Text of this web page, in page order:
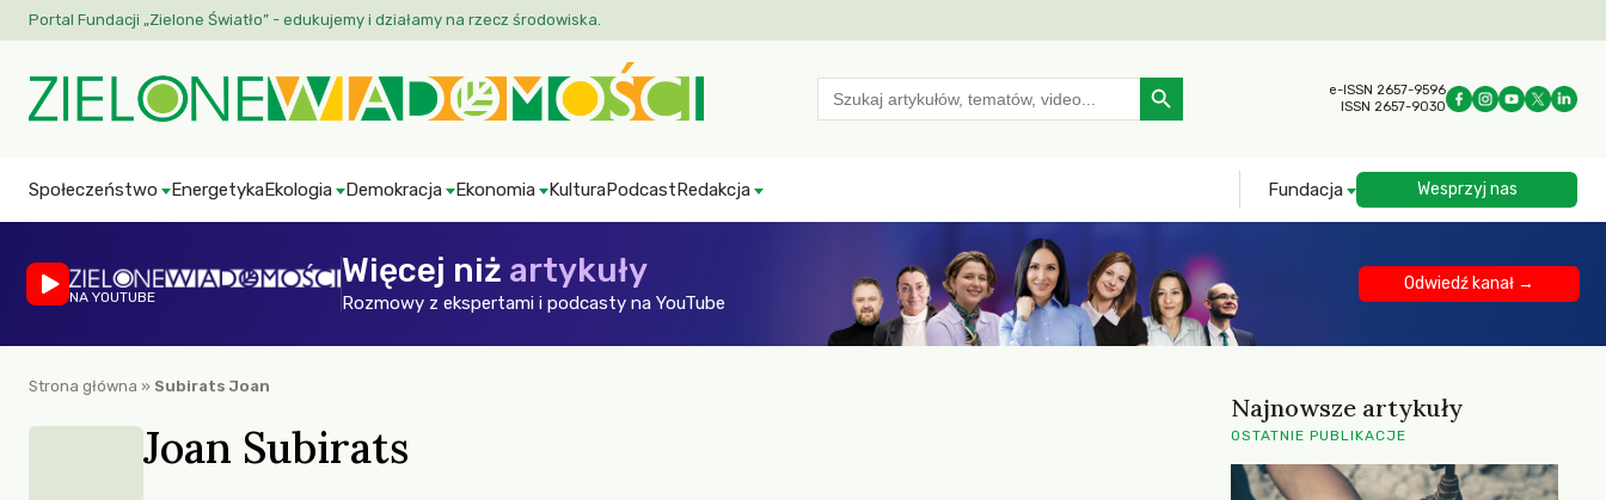
Portal Fundacji „Zielone Światło” - edukujemy i działamy na rzecz środowiska.
Search
for:
Search Button
e-ISSN 2657-9596
ISSN 2657-9030
Społeczeństwo EnergetykaEkologia Demokracja Ekonomia KulturaPodcastRedakcja Fundacja Wesprzyj nas
NA YOUTUBE
Więcej niż artykuły
Rozmowy z ekspertami i podcasty na YouTube
Odwiedź kanał →
Strona główna » Subirats Joan
Joan Subirats
Najnowsze artykuły
OSTATNIE PUBLIKACJE